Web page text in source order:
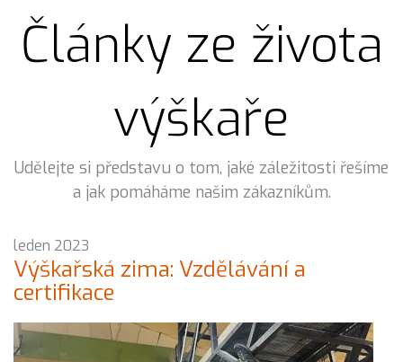
Články ze života
výškaře
Udělejte si představu o tom, jaké záležitosti řešíme
a jak pomáháme našim zákazníkům.
leden 2023
Výškařská zima: Vzdělávání a
certifikace